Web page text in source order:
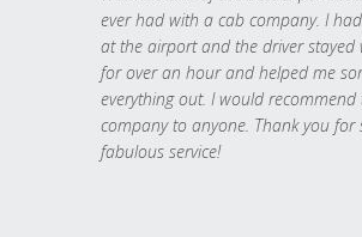
ever had with a cab company. I
at the airport and the driver stayed
for over an hour and helped me
everything out. I would recommend
company to anyone. Thank you for
fabulous service!